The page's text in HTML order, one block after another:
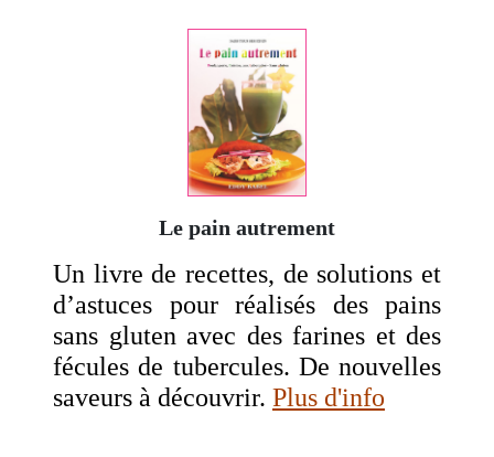
Le pain autrement
Un livre de recettes, de solutions et
d’astuces pour réalisés des pains
sans gluten avec des farines et des
fécules de tubercules. De nouvelles
saveurs à découvrir. Plus d'info